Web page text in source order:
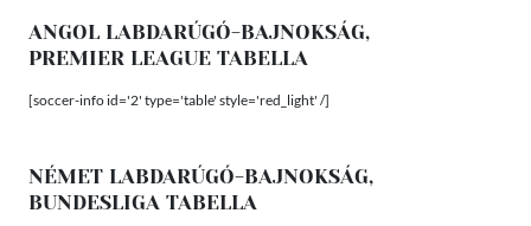
ANGOL LABDARÚGÓ-BAJNOKSÁG,
PREMIER LEAGUE TABELLA
[soccer-info id='2' type='table' style='red_light' /]
NÉMET LABDARÚGÓ-BAJNOKSÁG,
BUNDESLIGA TABELLA